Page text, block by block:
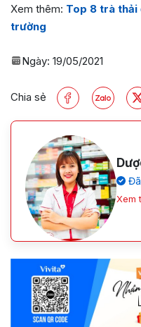
Xem thêm: Top 8 trà
trường
Ngày: 19/05/2021
Chia sẻ
Xem